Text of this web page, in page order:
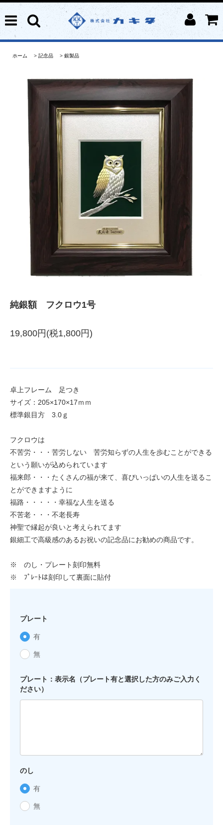
ホーム > 記念品 > 銀製品
純銀額 フクロウ1号
19,800円(税1,800円)
卓上フレーム 足つき
サイズ：205×170×17ｍｍ
標準銀目方 3.0ｇ
フクロウは
不苦労・・・苦労しない 苦労知らずの人生を歩むことができる
という願いが込められています
福来郎・・・たくさんの福が来て、喜びいっぱいの人生を送るこ
とができますように
福路・・・・・幸福な人生を送る
不苦老・・・不老長寿
神聖で縁起が良いと考えられてます
銀細工で高級感のあるお祝いの記念品にお勧めの商品です。
※ のし・プレート刻印無料
※ ﾌﾟﾚｰﾄは刻印して裏面に貼付
プレート
有
無
プレート：表示名（プレート有と選択した方のみご入力く
ださい）
のし
有
無